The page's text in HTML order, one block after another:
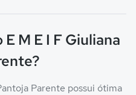
M E I F Giuliana
Parente possui ótima